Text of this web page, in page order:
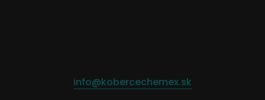
info@kobercechemex.sk